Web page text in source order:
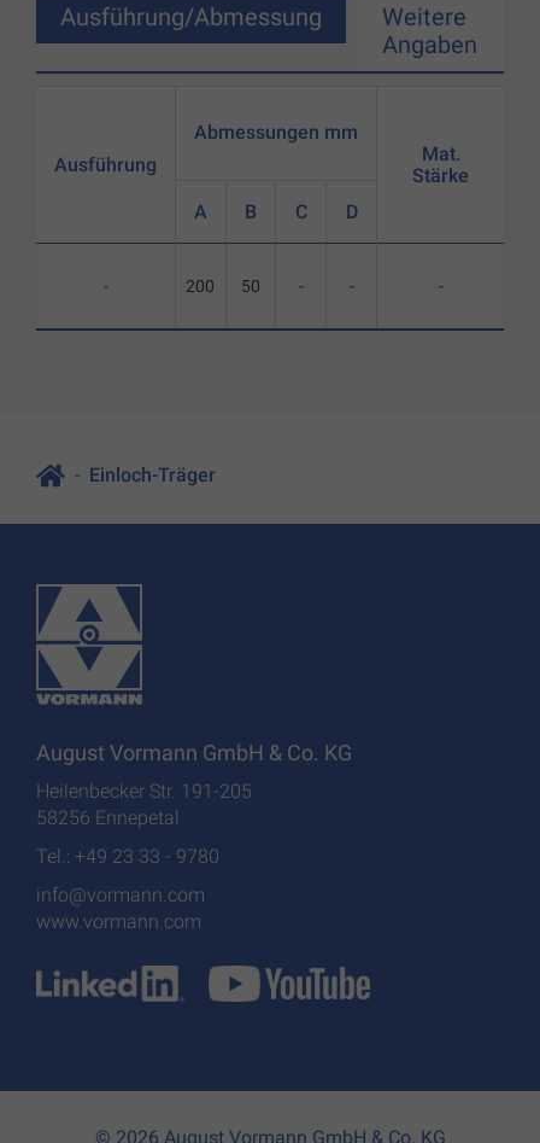
Ausführung/Abmessung
Weitere
Angaben
Ausführung
-
Abmessungen mm
A B C D
200 50 - -
Mat.
Stärke
-
Einloch-Träger
August Vormann GmbH & Co. KG
Heilenbecker Str. 191-205
58256 Ennepetal
Tel.: +49 23 33 - 9780
info@vormann.com
www.vormann.com
© 2026 August Vormann GmbH & Co. KG